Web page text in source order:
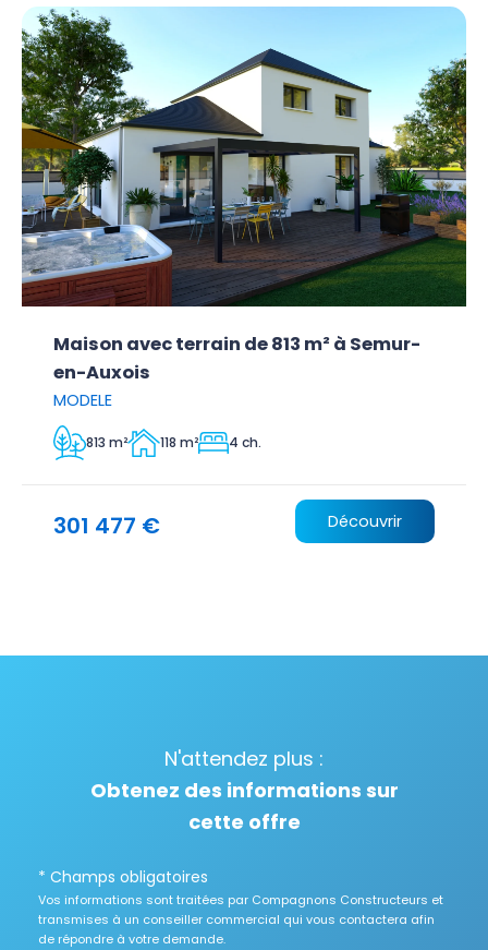
Maison avec terrain de 813 m² à Semur-
en-Auxois
MODELE
813 m² 118 m² 4 ch.
301 477 € Découvrir
N'attendez plus :
Obtenez des informations sur
cette offre
* Champs obligatoires
Vos informations sont traitées par Compagnons Constructeurs et
transmises à un conseiller commercial qui vous contactera afin
de répondre à votre demande.